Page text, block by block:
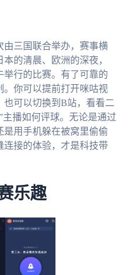
由三国联合举办，赛事横
的清晨、欧洲的深夜，
行的比赛。有了可靠的
。你可以提前打开咪咕视
可以切换到B站，看看二
播如何评球。无论是通过
是用手机躲在被窝里偷偷
连接的体验，才是科技带
乐趣